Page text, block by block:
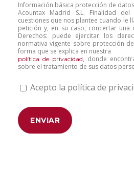
Información básica protección de
Acountax Madrid S.L. Finalidad
cuestiones que nos plantee cuando le
petición y, en su caso, concertar una
Derechos: puede ejercitar los
normativa vigente sobre protección
forma que se explica en nuestra
política de privacidad, donde
sobre el tratamiento de sus datos
Acepto la política de